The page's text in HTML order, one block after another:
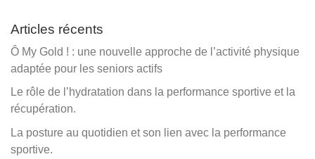
Articles récents
Ô My Gold ! : une nouvelle approche de l’activité physique
adaptée pour les seniors actifs
Le rôle de l’hydratation dans la performance sportive et la
récupération.
La posture au quotidien et son lien avec la performance
sportive.